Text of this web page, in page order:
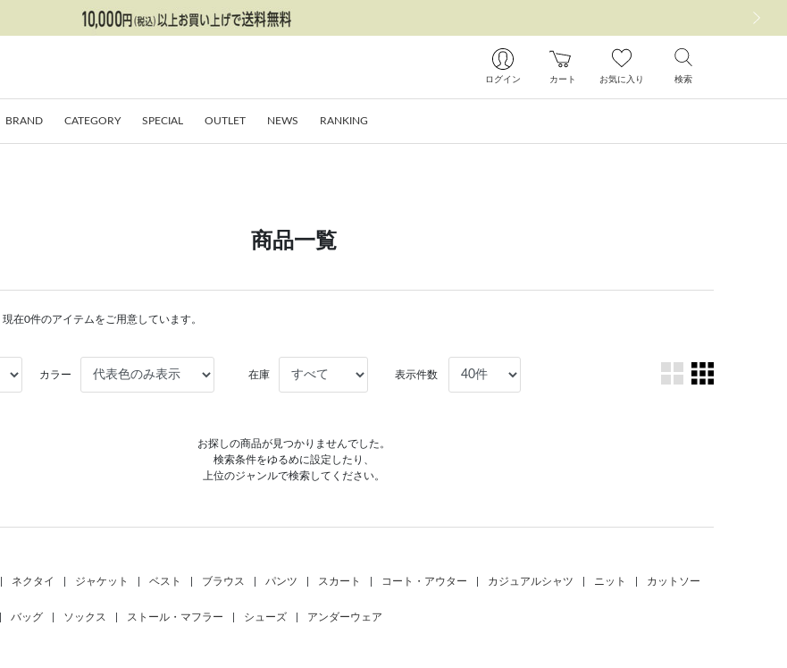
ログイン カート お気に入り 検索
BRAND CATEGORY SPECIAL OUTLET NEWS RANKING
商品一覧
在0件のアイテムをご用意しています。
カラー 在庫 表示件数
お探しの商品が見つかりませんでした。
検索条件をゆるめに設定したり、
上位のジャンルで検索してください。
ネクタイ ジャケット ベスト ブラウス パンツ スカート コート・アウター カジュアルシャツ ニット カットソー
バッグ ソックス ストール・マフラー シューズ アンダーウェア